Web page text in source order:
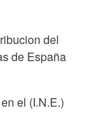
del
de España
el (I.N.E.)